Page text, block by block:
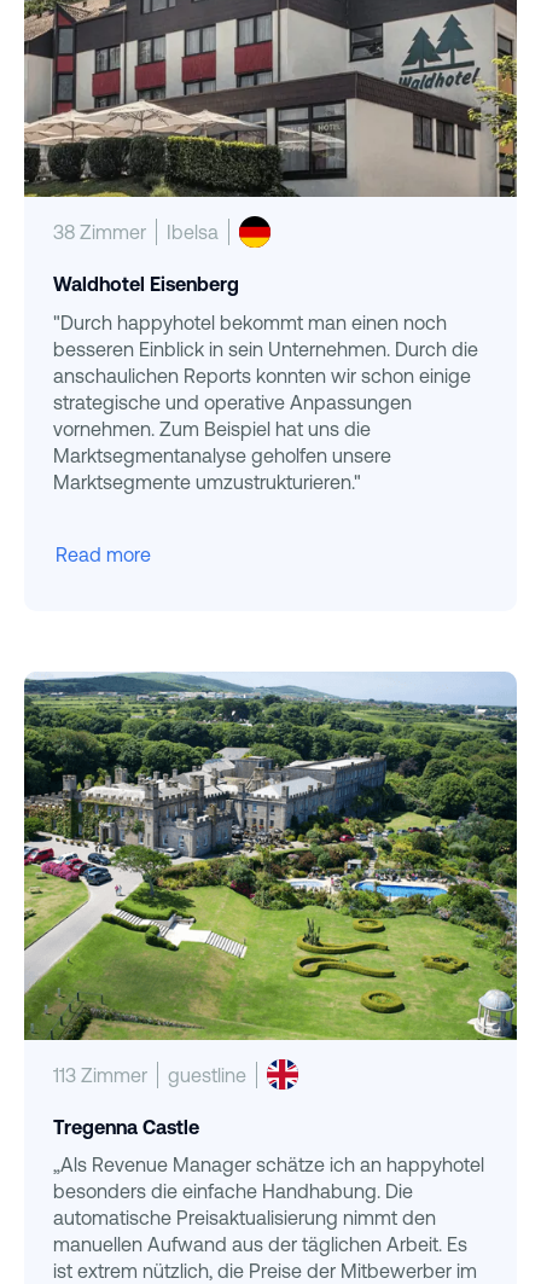
38 Zimmer Ibelsa
Waldhotel Eisenberg
"Durch happyhotel bekommt man einen noch
besseren Einblick in sein Unternehmen. Durch die
anschaulichen Reports konnten wir schon einige
strategische und operative Anpassungen
vornehmen. Zum Beispiel hat uns die
Marktsegmentanalyse geholfen unsere
Marktsegmente umzustrukturieren."
Read more
113 Zimmer guestline
Tregenna Castle
„Als Revenue Manager schätze ich an happyhotel
besonders die einfache Handhabung. Die
automatische Preisaktualisierung nimmt den
manuellen Aufwand aus der täglichen Arbeit. Es
ist extrem nützlich, die Preise der Mitbewerber im